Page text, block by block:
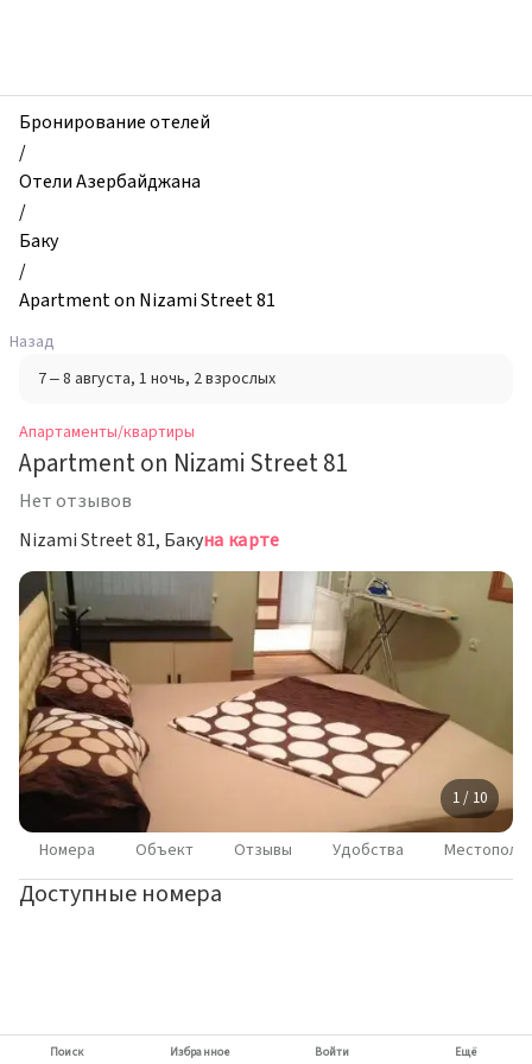
и
квартиры,
Apartment
on
Nizami
Street
81,
Баку,
Азербайджан
Бронирование отелей
/
Отели Азербайджана
/
Баку
/
Apartment on Nizami Street 81
Назад
7 – 8 августа, 1 ночь, 2 взрослых
Апартаменты/квартиры
Apartment on Nizami Street 81
Нет отзывов
Nizami Street 81, Бакуна карте
1 / 10
Номера Объект Отзывы Удобства
Доступные номера
Поиск Избранное Войти Ещё